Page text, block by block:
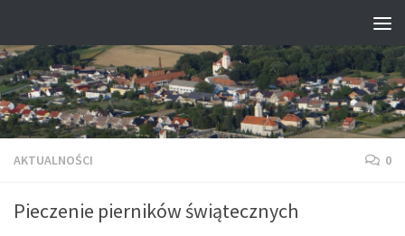
AKTUALNOŚCI 0
Pieczenie pierników świątecznych